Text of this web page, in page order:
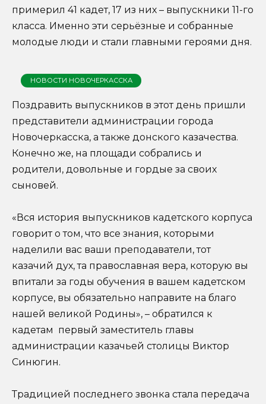
примерил 41 кадет, 17 из них – выпускники 11-го
класса. Именно эти серьёзные и собранные
молодые люди и стали главными героями дня.
НОВОСТИ НОВОЧЕРКАССКА
Поздравить выпускников в этот день пришли
представители администрации города
Новочеркасска, а также донского казачества.
Конечно же, на площади собрались и
родители, довольные и гордые за своих
сыновей.
«Вся история выпускников кадетского корпуса
говорит о том, что все знания, которыми
наделили вас ваши преподаватели, тот
казачий дух, та православная вера, которую вы
впитали за годы обучения в вашем кадетском
корпусе, вы обязательно направите на благо
нашей великой Родины», – обратился к
кадетам первый заместитель главы
администрации казачьей столицы Виктор
Синюгин.
Традицией последнего звонка стала передача